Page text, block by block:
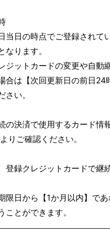
当日の時点でご登録されて
なります。
ジットカードの変更や自動
合は【次回更新日の前日24
さい。
の決済で使用するカード情
りご確認ください。
登録クレジットカードで継
限日から【1か月以内】で
ことができます。